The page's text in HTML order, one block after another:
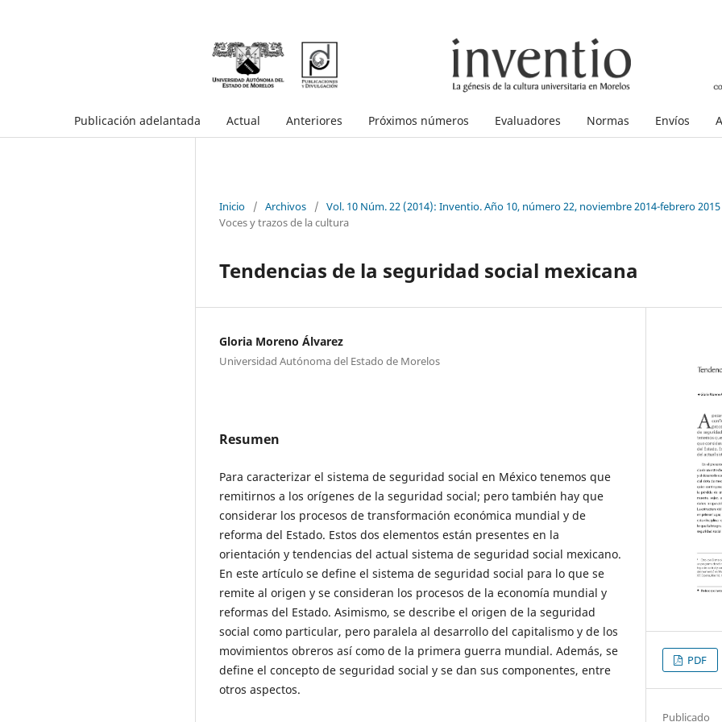
Publicación adelantada Actual Anteriores Próximos números Evaluadores Normas Envíos
Inicio / Archivos / Vol. 10 Núm. 22 (2014): Inventio. Año 10, número 22, noviembre 2014-febrero 2015
Voces y trazos de la cultura
Tendencias de la seguridad social mexicana
Gloria Moreno Álvarez
Universidad Autónoma del Estado de Morelos
Resumen
Para caracterizar el sistema de seguridad social en México tenemos que
remitirnos a los orígenes de la seguridad social; pero también hay que
considerar los procesos de transformación económica mundial y de
reforma del Estado. Estos dos elementos están presentes en la
orientación y tendencias del actual sistema de seguridad social mexicano.
En este artículo se define el sistema de seguridad social para lo que se
remite al origen y se consideran los procesos de la economía mundial y
reformas del Estado. Asimismo, se describe el origen de la seguridad
social como particular, pero paralela al desarrollo del capitalismo y de los
movimientos obreros así como de la primera guerra mundial. Además, se
define el concepto de seguridad social y se dan sus componentes, entre
otros aspectos.
PDF
Publicado